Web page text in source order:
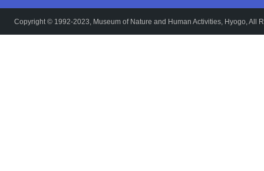
Copyright © 1992-2023, Museum of Nature and Human Activities, Hyogo, All